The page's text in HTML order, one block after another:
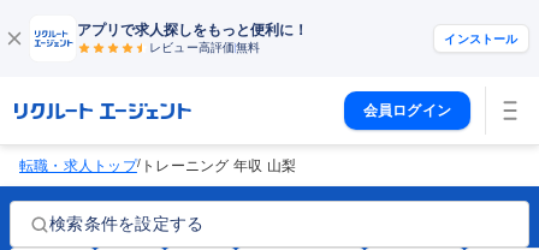
アプリで求人探しをもっと便利に！
レビュー高評価無料
インストール
会員ログイン
転職・求人トップ/ トレーニング 年収 山梨
検索条件を設定する